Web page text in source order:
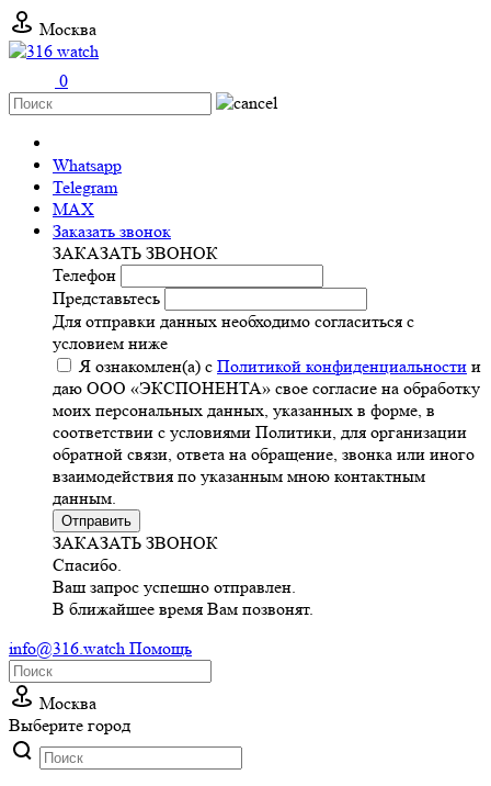
Москва
0
Whatsapp
Telegram
MAX
Заказать звонок
ЗАКАЗАТЬ ЗВОНОК
Телефон
Представьтесь
Для отправки данных необходимо согласиться с
условием ниже
Я ознакомлен(а) с Политикой конфиденциальности и
даю ООО «ЭКСПОНЕНТА» свое согласие на обработку
моих персональных данных, указанных в форме, в
соответствии с условиями Политики, для организации
обратной связи, ответа на обращение, звонка или иного
взаимодействия по указанным мною контактным
данным.
Отправить
ЗАКАЗАТЬ ЗВОНОК
Спасибо.
Ваш запрос успешно отправлен.
В ближайшее время Вам позвонят.
info@316.watch Помощь
Москва
Выберите город